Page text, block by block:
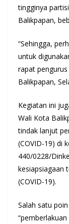
tingginya
Balikpapan,
“Sehingga,
untuk
rapat
Balikpapan,
Kegiatan ini
Wali Kota
tindak lanjut
(COVID-19) di
440/0228/
kesiapsiagaan
(COVID-19).
Salah satu